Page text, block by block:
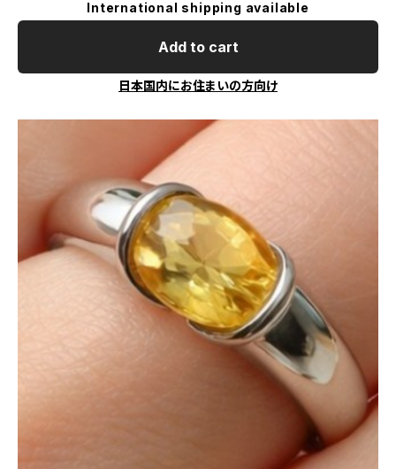
International shipping available
Add to cart
日本国内にお住まいの方向け